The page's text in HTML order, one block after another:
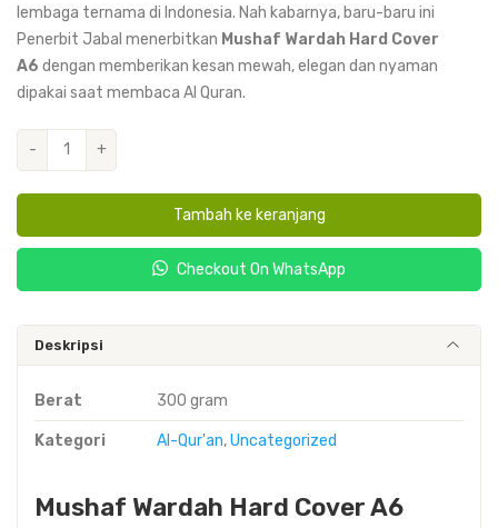
lembaga ternama di Indonesia. Nah kabarnya, baru-baru ini
Penerbit Jabal menerbitkan Mushaf Wardah Hard Cover
A6 dengan memberikan kesan mewah, elegan dan nyaman
dipakai saat membaca Al Quran.
-
Kuantitas
Wardah
Hard
A6
+
Tambah ke keranjang
Checkout On WhatsApp
Deskripsi
Berat 300 gram
Kategori Al-Qur'an,Uncategorized
Mushaf Wardah Hard Cover A6